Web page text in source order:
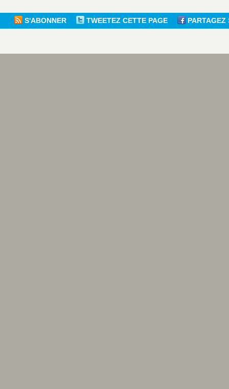
S'ABONNER TWEETEZ CETTE PAGE PARTAGEZ